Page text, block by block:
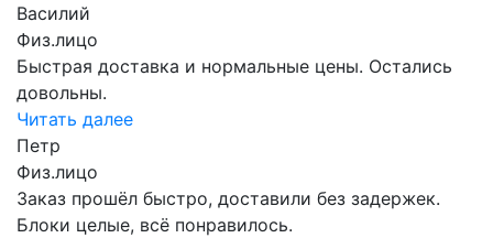
Василий
Физ.лицо
Быстрая доставка и нормальные цены. Остались
довольны.
Читать далее
Петр
Физ.лицо
Заказ прошёл быстро, доставили без задержек.
Блоки целые, всё понравилось.